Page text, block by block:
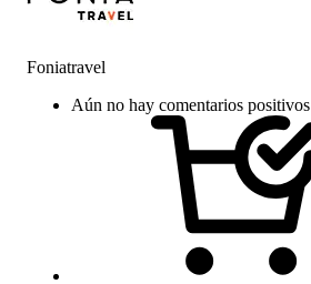
Foniatravel
Aún no hay comentarios positivos